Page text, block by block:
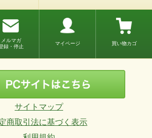
メルマガ
録・停止
マイページ 買い物カゴ
サイトマップ
商取引法に基づく表示